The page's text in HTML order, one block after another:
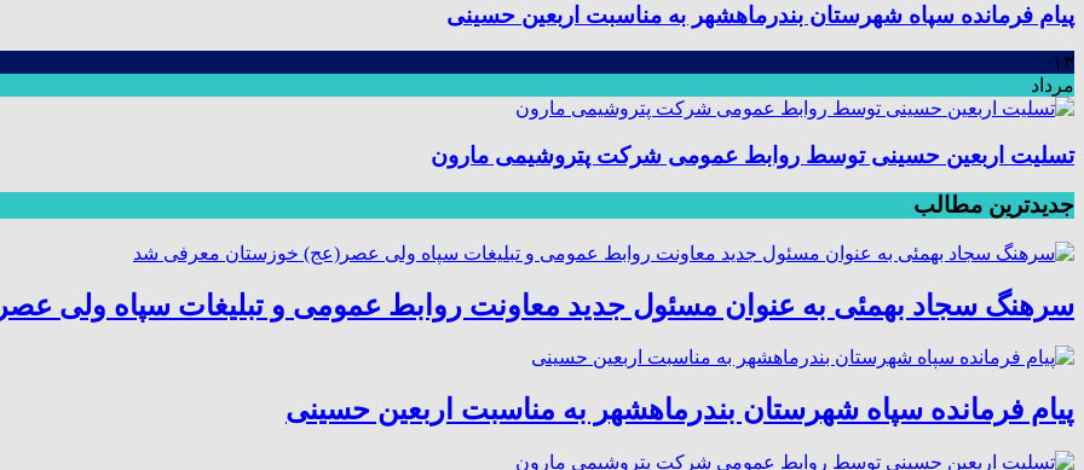
پیام فرمانده سپاه شهرستان بندرماهشهر به مناسبت اربعین حسینی
۱۳
مرداد
تسلیت اربعین حسینی توسط روابط عمومی شرکت پتروشیمی مارون
جدیدترین مطالب
سرهنگ سجاد بهمئی به عنوان مسئول جدید معاونت روابط عمومی و تبلیغات سپاه ولی
پیام فرمانده سپاه شهرستان بندرماهشهر به مناسبت اربعین حسینی